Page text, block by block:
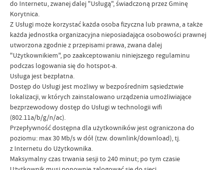
do Internetu, zwanej dalej "Usługą", świadczoną przez Gminę
Korytnica.
Z Usługi może korzystać każda osoba fizyczna lub prawna, a także
każda jednostka organizacyjna nieposiadająca osobowości prawnej
utworzona zgodnie z przepisami prawa, zwana dalej
"Użytkownikiem", po zaakceptowaniu niniejszego regulaminu
podczas logowania się do hotspot-a.
Usługa jest bezpłatna.
Dostęp do Usługi jest możliwy w bezpośrednim sąsiedztwie
lokalizacji, w których zainstalowano urządzenia umożliwiające
bezprzewodowy dostęp do Usługi w technologii wifi
(802.11a/b/g/n/ac).
Przepływność dostępna dla użytkowników jest ograniczona do
poziomu: max 30 Mb/s w dół (tzw. downlink/download), tj.
z Internetu do Użytkownika.
Maksymalny czas trwania sesji to 240 minut; po tym czasie